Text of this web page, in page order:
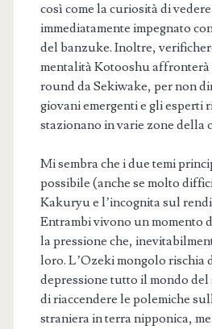
così come la curiosità di
immediatamente impegnato
del banzuke. Inoltre,
mentalità Kotooshu affronterà
round da Sekiwake, per non
giovani emergenti e gli esperti
stazionano in varie zone della
Mi sembra che i due temi
possibile (anche se molto
Kakuryu e l’incognita sul
Entrambi vivono un momento
la pressione che,
loro. L’Ozeki mongolo rischia
depressione tutto il mondo del
di riaccendere le polemiche
straniera in terra nipponica,